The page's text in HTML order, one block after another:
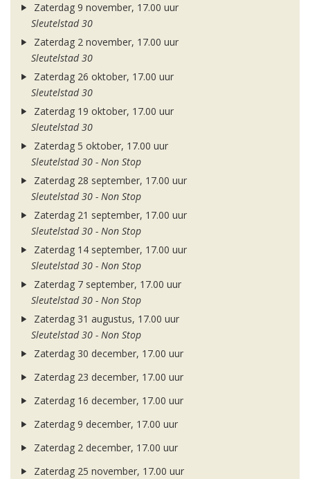
Zaterdag 9 november, 17.00 uur
Sleutelstad 30
Zaterdag 2 november, 17.00 uur
Sleutelstad 30
Zaterdag 26 oktober, 17.00 uur
Sleutelstad 30
Zaterdag 19 oktober, 17.00 uur
Sleutelstad 30
Zaterdag 5 oktober, 17.00 uur
Sleutelstad 30 - Non Stop
Zaterdag 28 september, 17.00 uur
Sleutelstad 30 - Non Stop
Zaterdag 21 september, 17.00 uur
Sleutelstad 30 - Non Stop
Zaterdag 14 september, 17.00 uur
Sleutelstad 30 - Non Stop
Zaterdag 7 september, 17.00 uur
Sleutelstad 30 - Non Stop
Zaterdag 31 augustus, 17.00 uur
Sleutelstad 30 - Non Stop
Zaterdag 30 december, 17.00 uur
Zaterdag 23 december, 17.00 uur
Zaterdag 16 december, 17.00 uur
Zaterdag 9 december, 17.00 uur
Zaterdag 2 december, 17.00 uur
Zaterdag 25 november, 17.00 uur